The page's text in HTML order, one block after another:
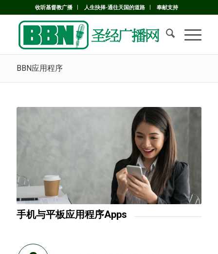
收听基督教广播 人生抉择-通往天国的道路 奉献支持
BBN应用程序
手机与平板应用程序Apps